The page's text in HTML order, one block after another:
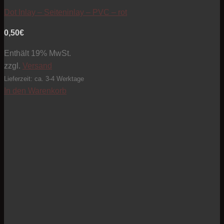
Dot Inlay – Seiteninlay – PVC – rot
0,50€
Enthält 19% MwSt.
zzgl. Versand
Lieferzeit: ca. 3-4 Werktage
In den Warenkorb